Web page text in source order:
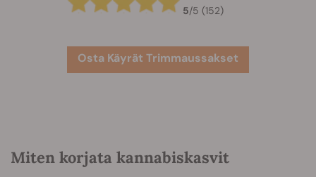
5/5 (152)
Osta Käyrät Trimmaussakset
Miten korjata kannabiskasvit